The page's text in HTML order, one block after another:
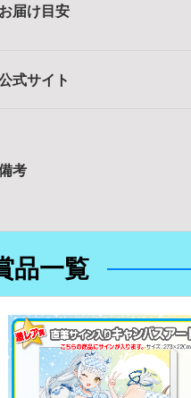
お届け目安
式サイト
考
品一覧